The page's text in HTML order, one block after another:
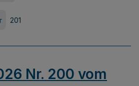
201
Nr. 200 vom